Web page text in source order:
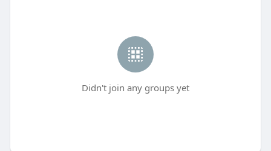
Didn't join any groups yet